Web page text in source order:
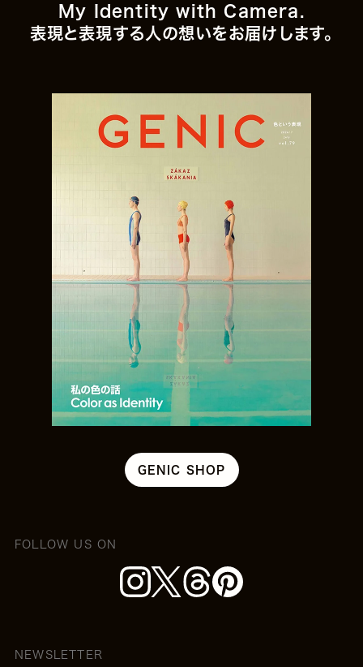
My Identity with Camera.
表現と表現する人の想いをお届けします。
GENIC SHOP
FOLLOW US ON
NEWSLETTER